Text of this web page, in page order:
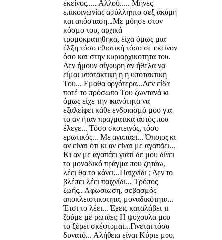
εκείνος..... Αλλού..... Μήνες
επικοινωνίας ασύλληπτο σεξ ακόμη
και απόσταση...Με μύησε στον
κόσμο του, αρχικά
τρομοκρατηθηκα, είχα όμως μια
έλξη τόσο εθιστική τόσο σε εκείνον
όσο και στην κυριαρχικοτητα του.
Δεν ήμουν σίγουρη αν ήθελα να
είμαι υποτακτικη η η υποτακτικη
Του... Εμαθα αργότερα...Δεν είδα
ποτέ το πρόσωπο Του ζωντανά κι
όμως είχε την ικανότητα να
εξαλείφει κάθε ενδοιασμό μου για
το αν ήταν πραγματικά αυτός που
έλεγε... Τόσο σκοτεινός, τόσο
ερωτικός... Με αγαπάει... Όποιος κι
αν είναι ότι κι αν είναι με αγαπάει...
Κι αν με αγαπάει γιατί δε μου δίνει
το μοναδικό πράγμα που ζητάω,
λέει θα το κάνει...Παιχνίδι ; Δεν το
βλέπει λέει παιχνίδι... Τρόπος
ζωής.. Αφωσιωση, σεβασμός
αποκλειστικοτητα, μοναδικότητα...
Έτσι το λέει... Έχεις καταλάβει τι
ζούμε με ρωτάει; Η ψυχουλα μου
το ξέρει σκέφτομαι...Γινεται τόσο
δυνατό... Αλήθεια είναι Κύριε μου,